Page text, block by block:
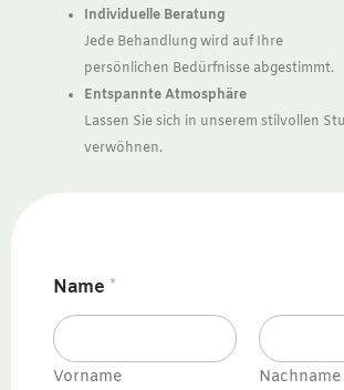
Individuelle Beratung
Jede Behandlung wird auf Ihre
persönlichen Bedürfnisse abgestimmt.
Entspannte Atmosphäre
Lassen Sie sich in unserem stilvollen
verwöhnen.
Name *
Vorname Nachname